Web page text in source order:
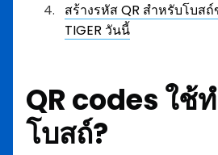
สร้างรหัส QR สำหรับโบส
TIGER วันนี้
QR codes ใช้
โบสถ์?